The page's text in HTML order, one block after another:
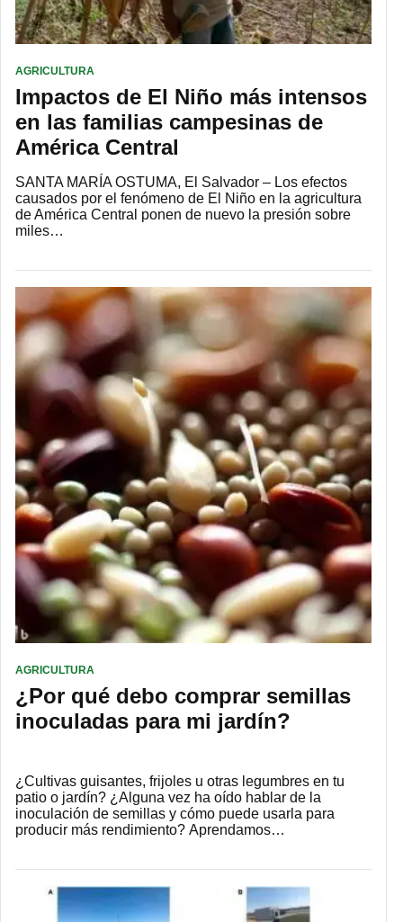
AGRICULTURA
Impactos de El Niño más intensos
en las familias campesinas de
América Central
SANTA MARÍA OSTUMA, El Salvador – Los efectos
causados por el fenómeno de El Niño en la agricultura
de América Central ponen de nuevo la presión sobre
miles…
AGRICULTURA
¿Por qué debo comprar semillas
inoculadas para mi jardín?
¿Cultivas guisantes, frijoles u otras legumbres en tu
patio o jardín? ¿Alguna vez ha oído hablar de la
inoculación de semillas y cómo puede usarla para
producir más rendimiento? Aprendamos…